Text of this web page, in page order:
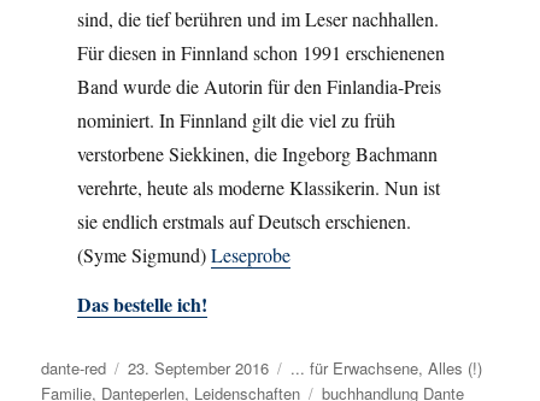
sind, die tief berühren und im Leser nachhallen.
Für diesen in Finnland schon 1991 erschienenen
Band wurde die Autorin für den Finlandia-Preis
nominiert. In Finnland gilt die viel zu früh
verstorbene Siekkinen, die Ingeborg Bachmann
verehrte, heute als moderne Klassikerin. Nun ist
sie endlich erstmals auf Deutsch erschienen.
(Syme Sigmund)Leseprobe
Das bestelle ich!
Autor
dante-red
Veröffentlicht
am
23. September 2016 Kategorien
... für Erwachsene,Alles (!)
Familie, Danteperlen, Leidenschaften Schlagwörter
buchhandlung Dante